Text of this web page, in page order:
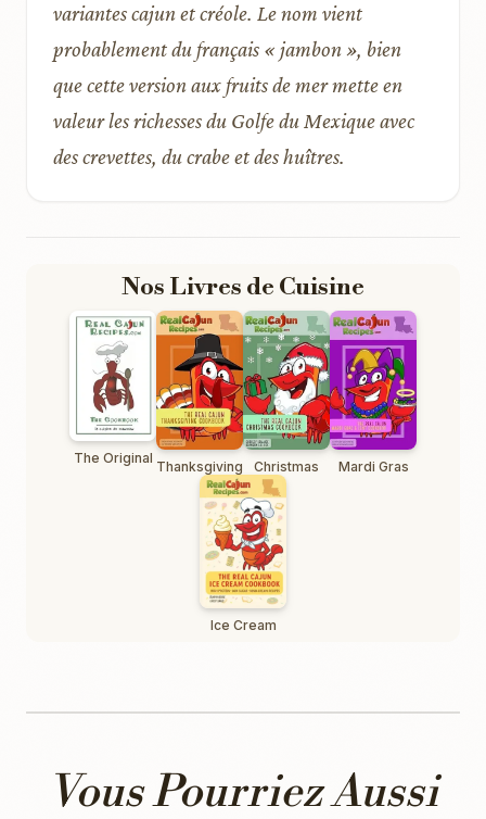
variantes cajun et créole. Le nom vient
probablement du français « jambon », bien
que cette version aux fruits de mer mette en
valeur les richesses du Golfe du Mexique avec
des crevettes, du crabe et des huîtres.
Nos Livres de Cuisine
The Original Thanksgiving Christmas Mardi Gras
Ice Cream
Vous Pourriez Aussi